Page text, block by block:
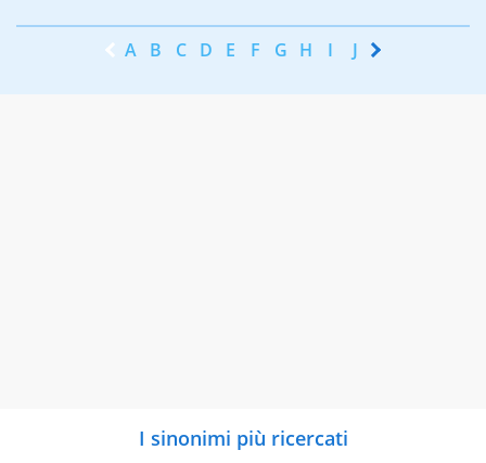
A B C D E F G H I J K
I sinonimi più ricercati